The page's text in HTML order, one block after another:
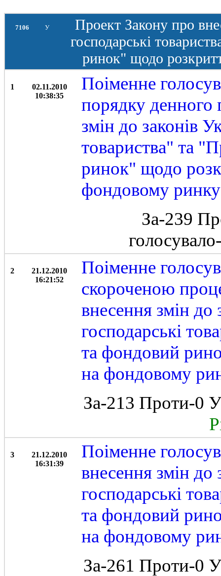
7106 У
Проект Закону про
господарські
ринок" щодо
1
02.11.2010
10:38:35
Поіменне
порядку денного
змін до законів
товариства" та
ринок" щодо
фондовому
За-239
2
21.12.2010
16:21:52
Поіменне
скороченою
внесення змін до
господарські
та фондовий
на фондовому
За-213 Проти-0
3
21.12.2010
16:31:39
Поіменне
внесення змін до
господарські
та фондовий
на фондовому
За-261 Проти-0